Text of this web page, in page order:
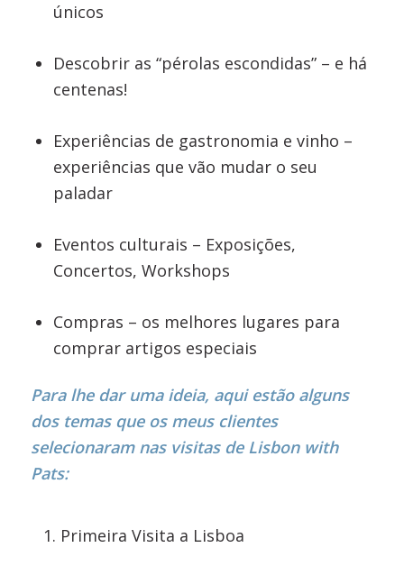
únicos
Descobrir as “pérolas escondidas” – e há
centenas!
Experiências de gastronomia e vinho –
experiências que vão mudar o seu
paladar
Eventos culturais – Exposições,
Concertos, Workshops
Compras – os melhores lugares para
comprar artigos especiais
Para lhe dar uma ideia, aqui estão alguns
dos temas que os meus clientes
selecionaram nas visitas de Lisbon with
Pats:
Primeira Visita a Lisboa